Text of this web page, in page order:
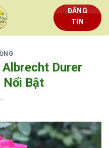
ĐĂNG
TIN
Durer
Bật